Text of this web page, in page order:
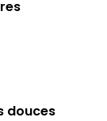
douces